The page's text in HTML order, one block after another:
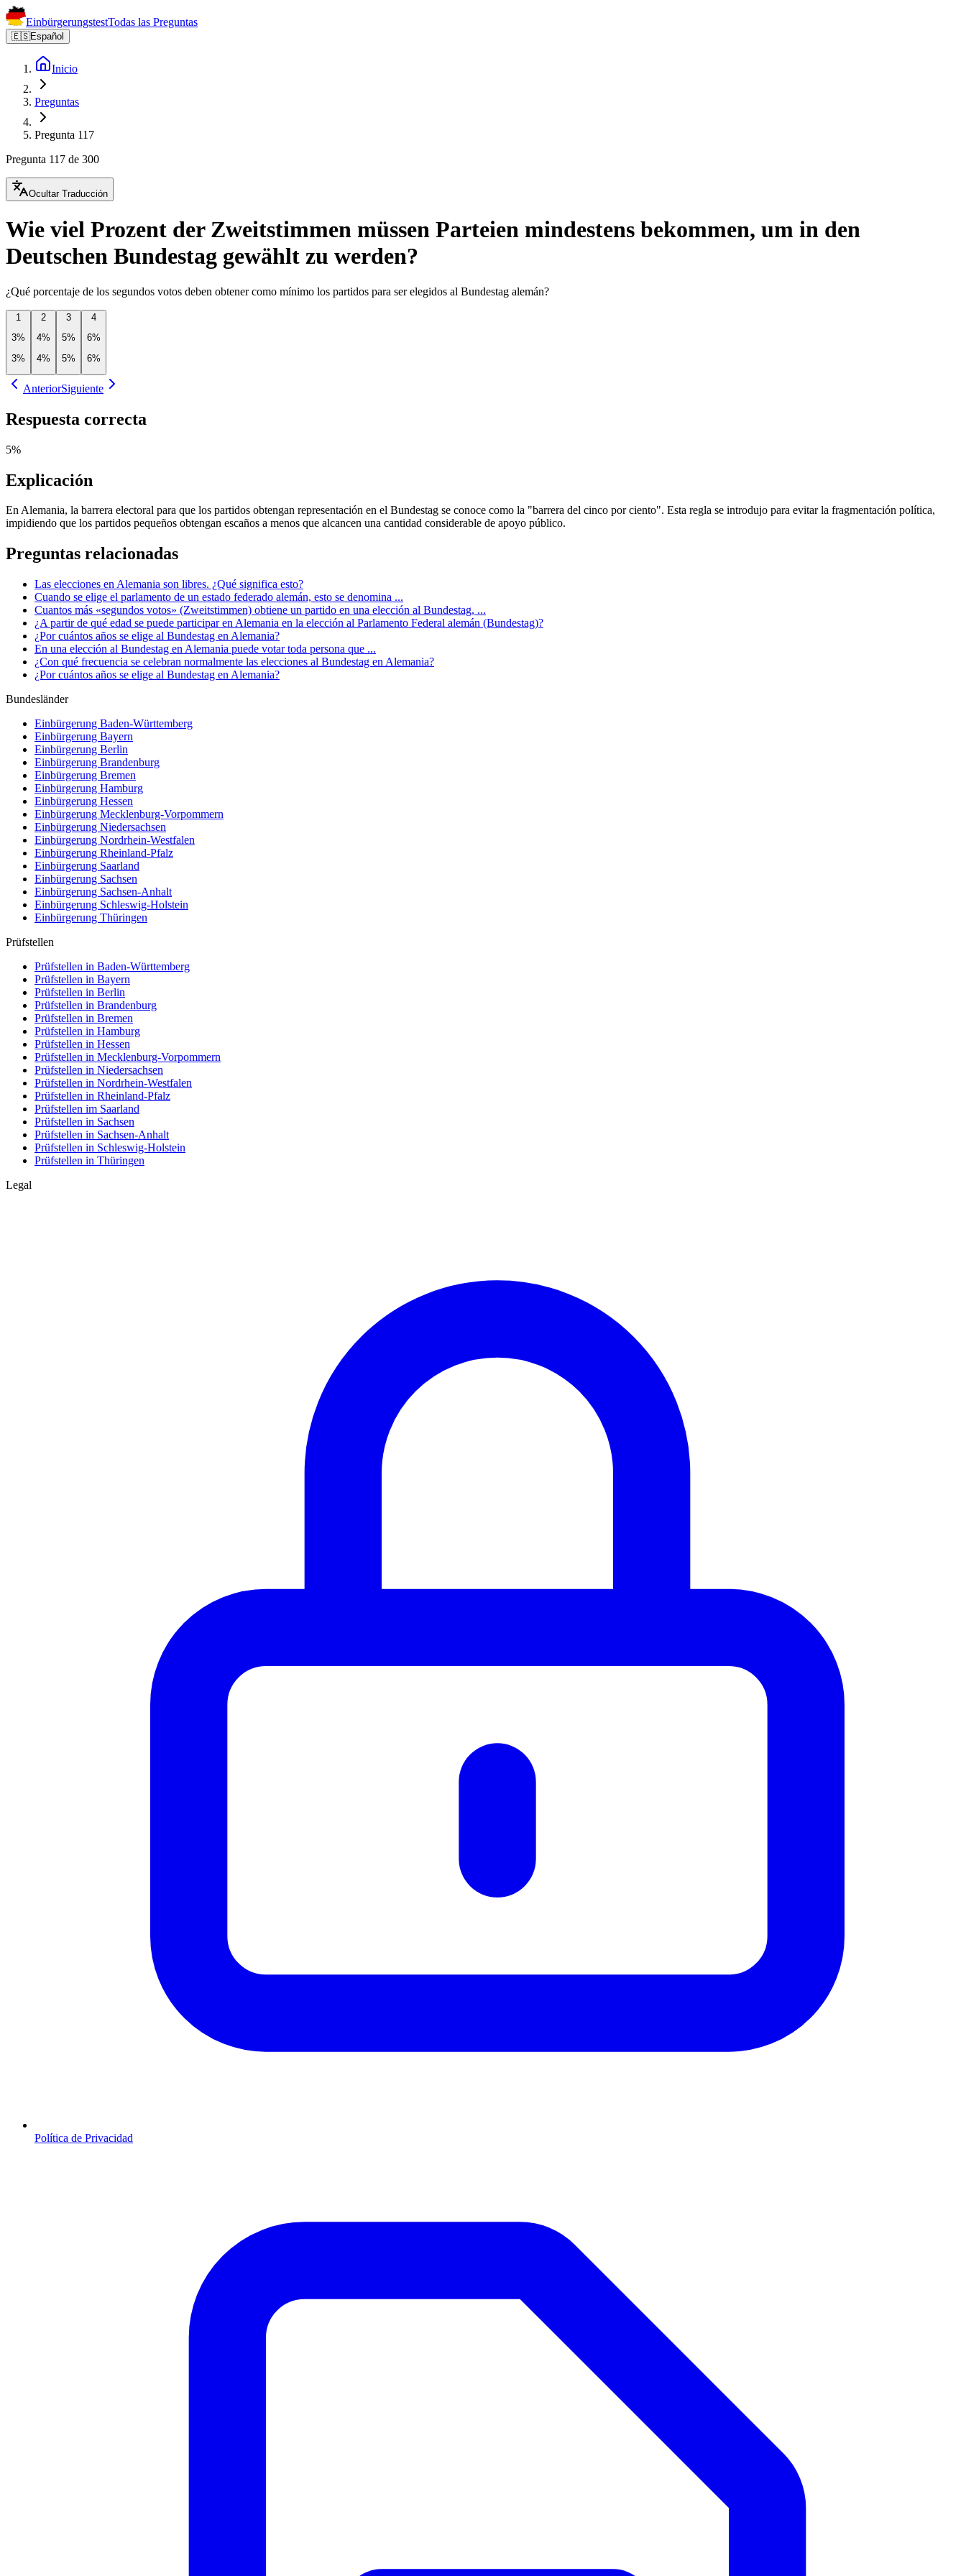
EinbürgerungstestTodas las Preguntas
🇪🇸Español
Inicio
Preguntas
Pregunta 117
Pregunta 117 de 300
Ocultar Traducción
Wie viel Prozent der Zweitstimmen müssen Parteien mindestens bekommen, um in den
Deutschen Bundestag gewählt zu werden?
¿Qué porcentaje de los segundos votos deben obtener como mínimo los partidos para ser elegidos al Bundestag alemán?
1
3%
3%
2
4%
4%
3
5%
5%
4
6%
6%
AnteriorSiguiente
Respuesta correcta
5%
Explicación
En Alemania, la barrera electoral para que los partidos obtengan representación en el Bundestag se conoce como la "barrera del cinco por ciento". Esta regla se introdujo para evitar la fragmentación política,
impidiendo que los partidos pequeños obtengan escaños a menos que alcancen una cantidad considerable de apoyo público.
Preguntas relacionadas
Las elecciones en Alemania son libres. ¿Qué significa esto?
Cuando se elige el parlamento de un estado federado alemán, esto se denomina ...
Cuantos más «segundos votos» (Zweitstimmen) obtiene un partido en una elección al Bundestag, ...
¿A partir de qué edad se puede participar en Alemania en la elección al Parlamento Federal alemán (Bundestag)?
¿Por cuántos años se elige al Bundestag en Alemania?
En una elección al Bundestag en Alemania puede votar toda persona que ...
¿Con qué frecuencia se celebran normalmente las elecciones al Bundestag en Alemania?
¿Por cuántos años se elige al Bundestag en Alemania?
Bundesländer
Einbürgerung Baden-Württemberg
Einbürgerung Bayern
Einbürgerung Berlin
Einbürgerung Brandenburg
Einbürgerung Bremen
Einbürgerung Hamburg
Einbürgerung Hessen
Einbürgerung Mecklenburg-Vorpommern
Einbürgerung Niedersachsen
Einbürgerung Nordrhein-Westfalen
Einbürgerung Rheinland-Pfalz
Einbürgerung Saarland
Einbürgerung Sachsen
Einbürgerung Sachsen-Anhalt
Einbürgerung Schleswig-Holstein
Einbürgerung Thüringen
Prüfstellen
Prüfstellen in Baden-Württemberg
Prüfstellen in Bayern
Prüfstellen in Berlin
Prüfstellen in Brandenburg
Prüfstellen in Bremen
Prüfstellen in Hamburg
Prüfstellen in Hessen
Prüfstellen in Mecklenburg-Vorpommern
Prüfstellen in Niedersachsen
Prüfstellen in Nordrhein-Westfalen
Prüfstellen in Rheinland-Pfalz
Prüfstellen im Saarland
Prüfstellen in Sachsen
Prüfstellen in Sachsen-Anhalt
Prüfstellen in Schleswig-Holstein
Prüfstellen in Thüringen
Legal
Política de Privacidad